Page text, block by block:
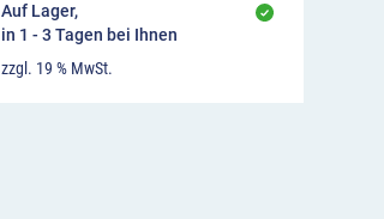
Auf Lager,
in 1 - 3 Tagen bei Ihnen
zzgl. 19 % MwSt.